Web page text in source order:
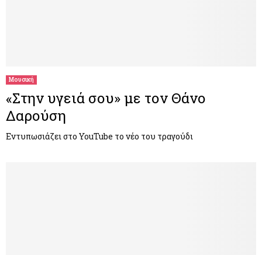
Μουσική
«Στην υγειά σου» με τον Θάνο
Δαρούση
Εντυπωσιάζει στο YouTube το νέο του τραγούδι